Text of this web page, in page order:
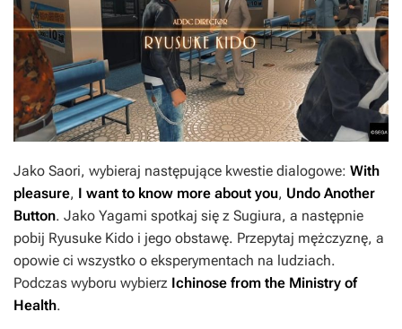
Jako Saori, wybieraj następujące kwestie dialogowe: With
pleasure, I want to know more about you, Undo Another
Button. Jako Yagami spotkaj się z Sugiura, a następnie
pobij Ryusuke Kido i jego obstawę. Przepytaj mężczyznę, a
opowie ci wszystko o eksperymentach na ludziach.
Podczas wyboru wybierz Ichinose from the Ministry of
Health.